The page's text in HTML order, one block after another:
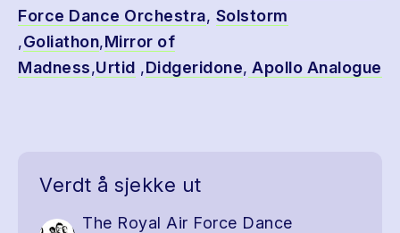
Force Dance Orchestra, Solstorm
,Goliathon,Mirror of
Madness,Urtid ,Didgeridone, Apollo Analogue
Verdt å sjekke ut
The Royal Air Force Dance